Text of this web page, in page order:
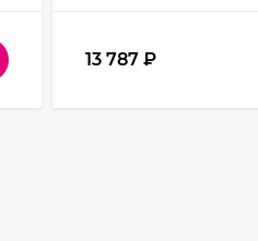
13 787 ₽